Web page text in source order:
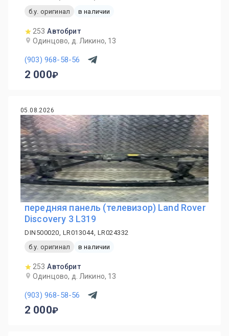
б.у. оригинал
в наличии
253 Автобрит
Одинцово, д. Ликино, 13
(903) 968-58-56
2 000
05.08.2026
передняя панель (телевизор) Land Rover
Discovery 3 L319
DIN500020, LR013044, LR024332
б.у. оригинал
в наличии
253 Автобрит
Одинцово, д. Ликино, 13
(903) 968-58-56
2 000